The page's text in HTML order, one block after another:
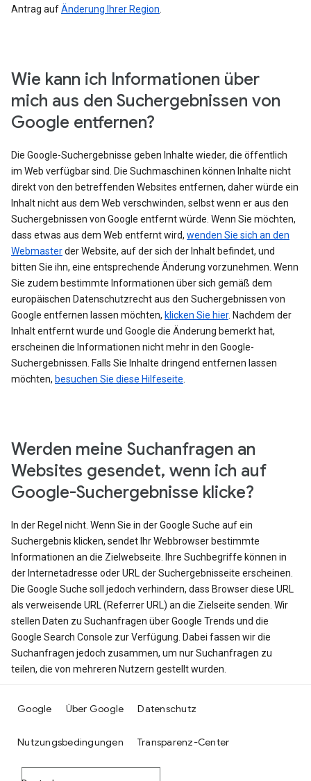
Antrag aufÄnderung Ihrer Region
Wie kann ich Informationen über
mich aus den Suchergebnissen von
Google entfernen?
Die Google-Suchergebnisse geben Inhalte wieder, die öffentlich
im Web verfügbar sind. Die Suchmaschinen können Inhalte nicht
direkt von den betreffenden Websites entfernen, daher würde ein
Inhalt nicht aus dem Web verschwinden, selbst wenn er aus den
Suchergebnissen von Google entfernt würde. Wenn Sie möchten,
dass etwas aus dem Web entfernt wird, wenden Sie sich an den
Webmasterder Website, auf der sich der Inhalt befindet, und
bitten Sie ihn, eine entsprechende Änderung vorzunehmen. Wenn
Sie zudem bestimmte Informationen über sich gemäß dem
europäischen Datenschutzrecht aus den Suchergebnissen von
Google entfernen lassen möchten, klicken Sie hier. Nachdem der
Inhalt entfernt wurde und Google die Änderung bemerkt hat,
erscheinen die Informationen nicht mehr in den Google-
Suchergebnissen. Falls Sie Inhalte dringend entfernen lassen
möchten, besuchen Sie diese Hilfeseite
Werden meine Suchanfragen an
Websites gesendet, wenn ich auf
Google-Suchergebnisse klicke?
In der Regel nicht. Wenn Sie in der Google Suche auf ein
Suchergebnis klicken, sendet Ihr Webbrowser bestimmte
Informationen an die Zielwebseite. Ihre Suchbegriffe können in
der Internetadresse oder URL der Suchergebnisseite erscheinen.
Die Google Suche soll jedoch verhindern, dass Browser diese URL
als verweisende URL (Referrer URL) an die Zielseite senden. Wir
stellen Daten zu Suchanfragen über Google Trends und die
Google Search Console zur Verfügung. Dabei fassen wir die
Suchanfragen jedoch zusammen, um nur Suchanfragen zu
teilen, die von mehreren Nutzern gestellt wurden.
Google Über Google Datenschutz
Nutzungsbedingungen Transparenz-Center